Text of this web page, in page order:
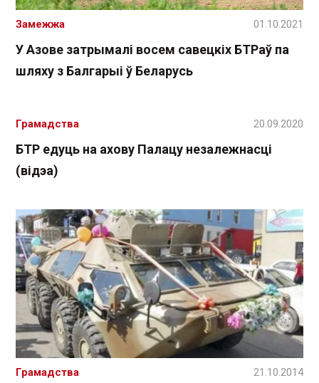
У Азове затрымалі восем савецкіх БТРаў па
шляху з Балгарыі ў Беларусь
Замежжа 01.10.2021
БТР едуць на ахову Палацу незалежнасці
(відэа)
Грамадства 20.09.2020
Грамадства 21.10.2014